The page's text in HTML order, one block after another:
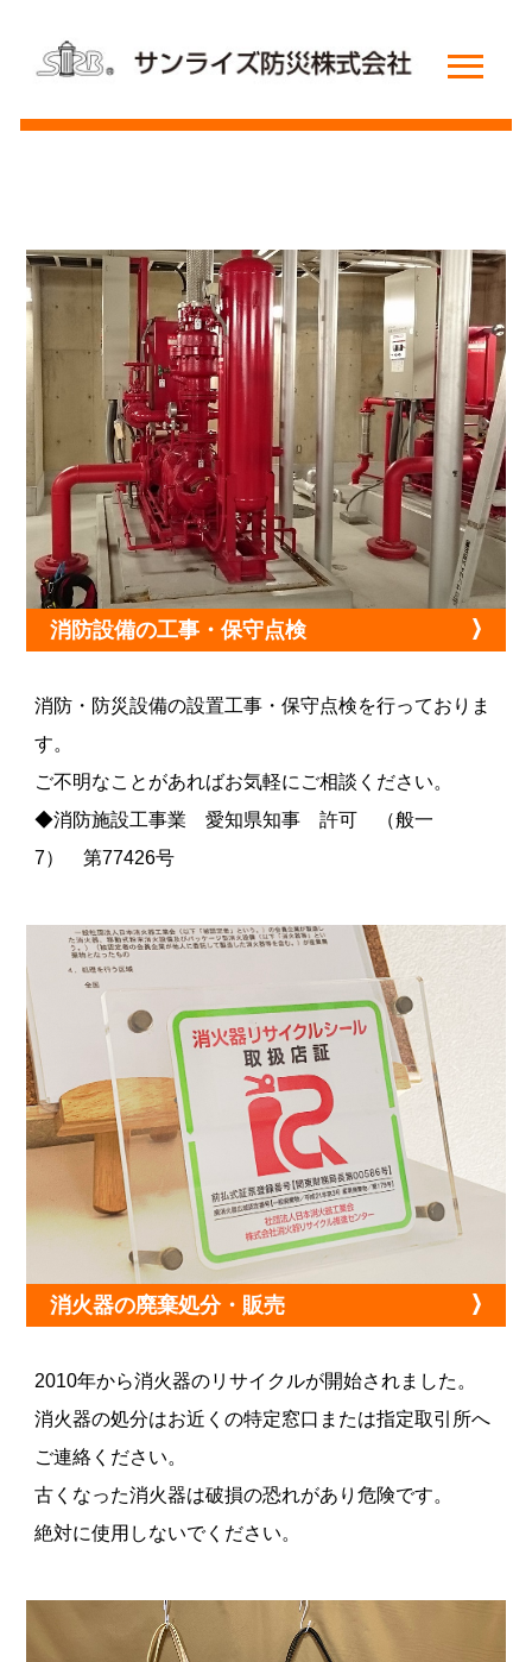
消防設備の工事・保守点検
消防・防災設備の設置工事・保守点検を行っておりま
す。
ご不明なことがあればお気軽にご相談ください。
◆消防施設工事業 愛知県知事 許可 （般一
7） 第77426号
消火器の廃棄処分・販売
2010年から消火器のリサイクルが開始されました。
消火器の処分はお近くの特定窓口または指定取引所へ
ご連絡ください。
古くなった消火器は破損の恐れがあり危険です。
絶対に使用しないでください。